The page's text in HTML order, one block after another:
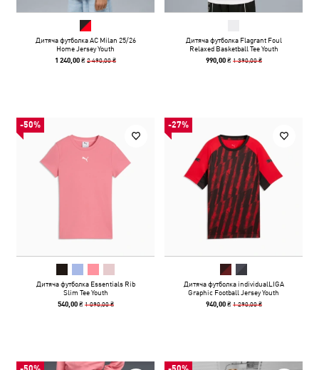
Дитяча футболка AC Milan 25/26
Home Jersey Youth
1 240,00 ₴2 490,00 ₴
Дитяча футболка Flagrant Foul
Relaxed Basketball Tee Youth
990,00 ₴ 1 390,00 ₴
-50%
Дитяча футболка Essentials Rib
Slim Tee Youth
540,00 ₴ 1 090,00 ₴
-27%
Дитяча футболка individualLIGA
Graphic Football Jersey Youth
940,00 ₴ 1 290,00 ₴